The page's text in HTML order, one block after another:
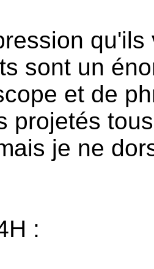
sont un
et de
projetés
je ne
: